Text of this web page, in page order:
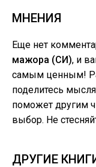
МНЕНИЯ
Еще нет
мажора (СИ), и
самым ценным!
поделитесь
поможет другим
выбор. Не
ДРУГИЕ